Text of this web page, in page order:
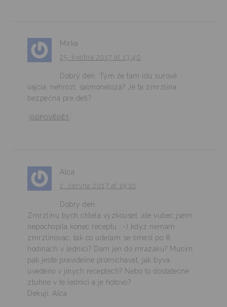
Mirka
25. května 2017 at 13:40
Dobrý deň. Tým že tam idú surové
vajcia, nehrozí, salmoneloza? Je ta zmrzlina
bezpečná pre deti?
ODPOVĚDĚT
Alca
2. června 2017 at 19:10
Dobry den,
Zmrzlinu bych chtela vyzkouset, ale vubec jsem
nepochopila konec receptu ::-) kdyz nemam
zmrzlinovac, tak co udelam se smesi po 8
hodinach v lednici? Dam jen do mrazaku? Musim
pak jeste pravidelne promichavat, jak byva
uvedeno v jinych receptech? Nebo to dostatecne
ztuhne v te lednici a je hotovo?
Dekuji, Alca